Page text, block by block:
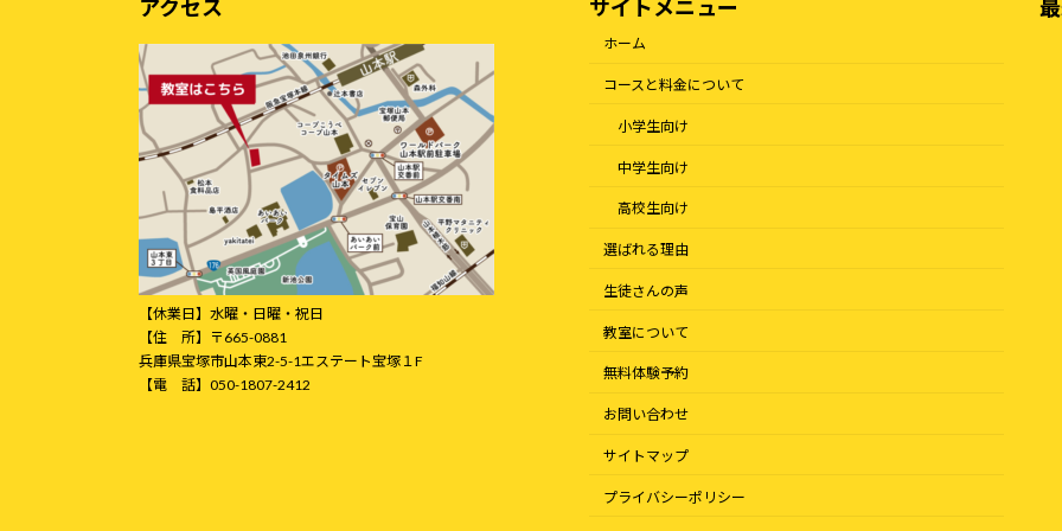
アクセス
【休業日】水曜・日曜・祝日
【住 所】〒665-0881
兵庫県宝塚市山本東2-5-1エステート宝塚１F
【電 話】050-1807-2412
サイトメニュー
ホーム
コースと料金について
小学生向け
中学生向け
高校生向け
選ばれる理由
生徒さんの声
教室について
無料体験予約
お問い合わせ
サイトマップ
プライバシーポリシー